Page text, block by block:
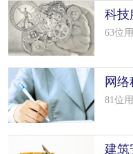
科技
么填
63位
网
么填
81位
建筑